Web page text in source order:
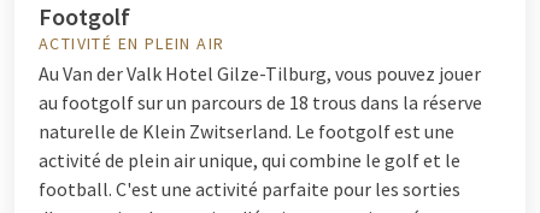
Footgolf
ACTIVITÉ EN PLEIN AIR
Au Van der Valk Hotel Gilze-Tilburg, vous pouvez jouer
au footgolf sur un parcours de 18 trous dans la réserve
naturelle de Klein Zwitserland. Le footgolf est une
activité de plein air unique, qui combine le golf et le
football. C'est une activité parfaite pour les sorties